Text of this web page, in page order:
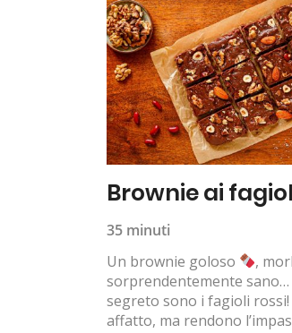
Brownie ai
35 minuti
Un brownie goloso
,
sorprendentemente
segreto sono i fagioli
affatto, ma rendono